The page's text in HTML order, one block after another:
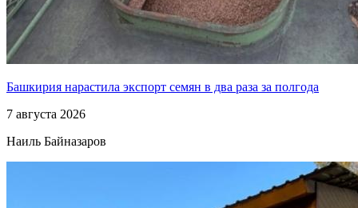
Башкирия нарастила экспорт семян в два раза за полгода
7 августа 2026
Наиль Байназаров